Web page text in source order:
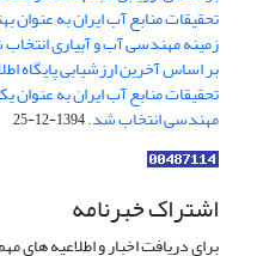
تحقیقات منابع آب ایران به
زمینه مهندسی آب و آبیاری
بر اساس آخرین ارزشیابی پایگاه
تحقیقات منابع آب ایران به عنوان
مهندسی انتخاب شد.1394-12-25
اشتراک خبرنامه
برای دریافت اخبار و اطلاعیه